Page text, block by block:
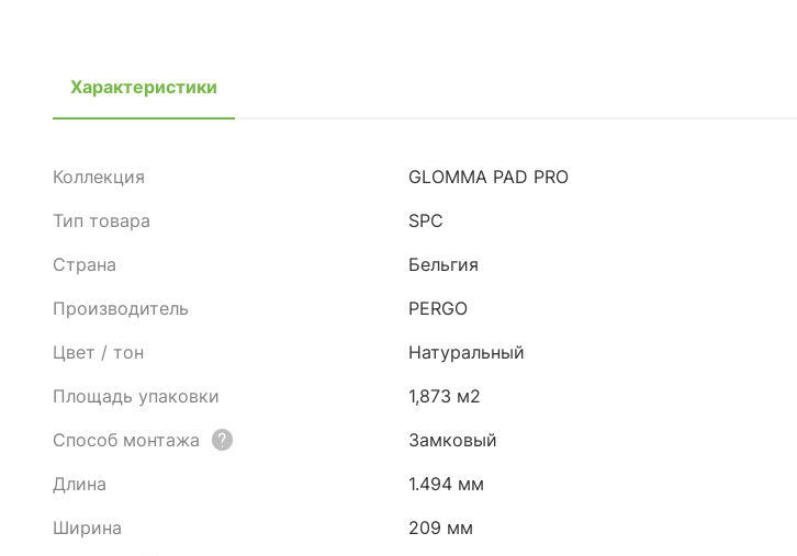
Характеристики
Коллекция
GLOMMA PAD PRO
Тип товара
SPC
Страна
Бельгия
Производитель
PERGO
Цвет / тон
Натуральный
Площадь упаковки
1,873 м2
Способ монтажа
Замковый
Длина
1.494 мм
Ширина
209 мм